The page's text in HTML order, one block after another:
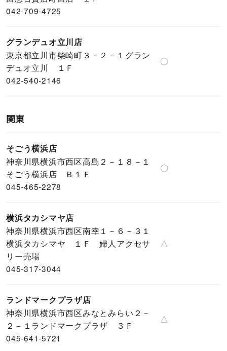
042-709-4725
グランデュオ立川店
東京都立川市柴崎町３－２－１グラン
デュオ立川 １Ｆ
042-540-2146
〇
関東
そごう横浜店
神奈川県横浜市西区高島２－１８－１
そごう横浜店 Ｂ１Ｆ
045-465-2278
〇
横浜タカシマヤ店
神奈川県横浜市西区南幸１－６－３１
横浜タカシマヤ １Ｆ 婦人アクセサ
リー売場
045-317-3044
△
ランドマークプラザ店
神奈川県横浜市西区みなとみらい２－
２－１ランドマークプラザ ３Ｆ
045-641-5721
△